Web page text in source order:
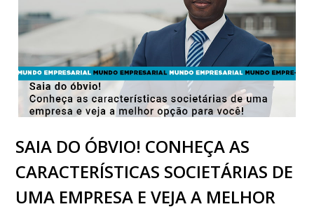
SAIA DO ÓBVIO! CONHEÇA AS
CARACTERÍSTICAS SOCIETÁRIAS DE
UMA EMPRESA E VEJA A MELHOR